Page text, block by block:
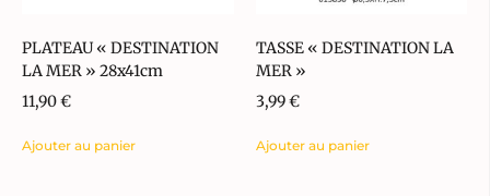
PLATEAU « DESTINATION
LA MER » 28x41cm
11,90€
Ajouter au panier
TASSE « DESTINATION LA
MER »
3,99€
Ajouter au panier